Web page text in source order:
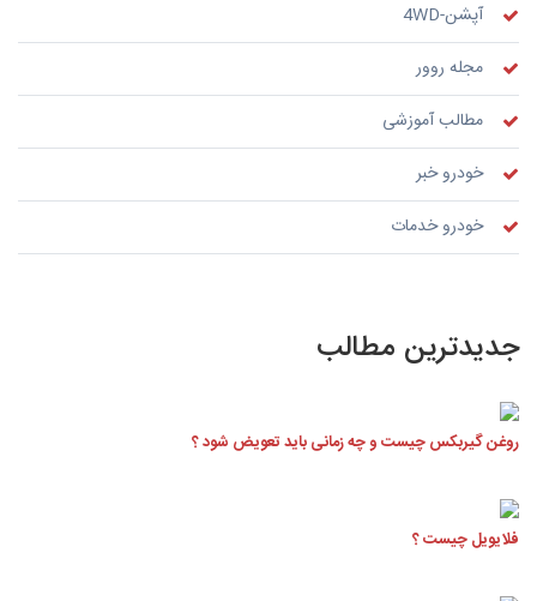
آپشن-4WD
مجله روور
مطالب آموزشی
خودرو خبر
خودرو خدمات
جدیدترین مطالب
روغن گیربکس چیست و چه زمانی باید تعویض شود ؟
فلایویل چیست ؟